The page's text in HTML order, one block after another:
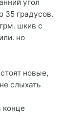
угол
35 градусов.
шкив с
но
новые,
слыхать
конце